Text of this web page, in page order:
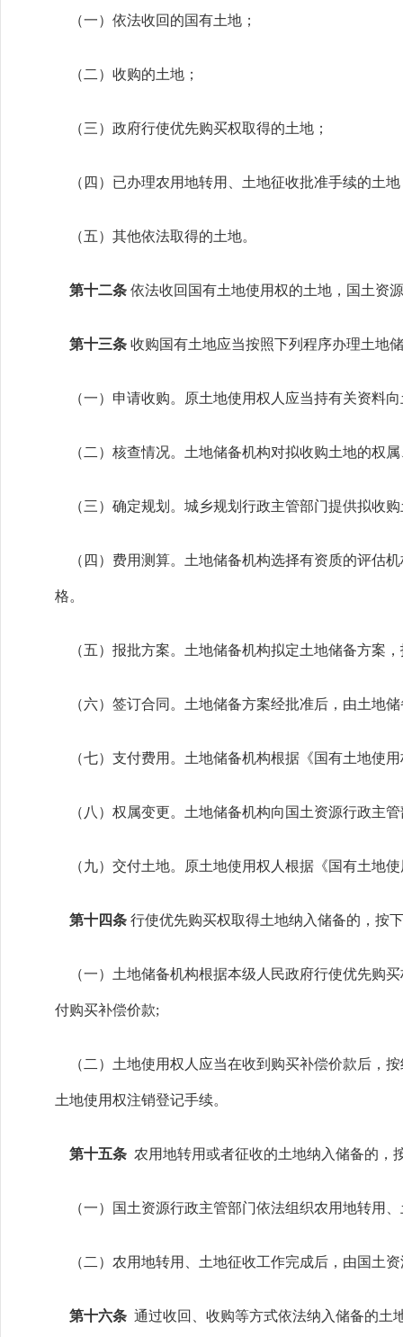
（一）依法收回的国有土地；
（二）收购的土地；
（三）政府行使优先购买权取得的土地；
（四）已办理农用地转用、土地征收批准手续的土地
（五）其他依法取得的土地。
第十二条 依法收回国有土地使用权的土地，国土资
第十三条 收购国有土地应当按照下列程序办理土地
（一）申请收购。原土地使用权人应当持有关资料
（二）核查情况。土地储备机构对拟收购土地的权
（三）确定规划。城乡规划行政主管部门提供拟收
（四）费用测算。土地储备机构选择有资质的评估
格。
（五）报批方案。土地储备机构拟定土地储备方案
（六）签订合同。土地储备方案经批准后，由土地
（七）支付费用。土地储备机构根据《国有土地使
（八）权属变更。土地储备机构向国土资源行政主
（九）交付土地。原土地使用权人根据《国有土地
第十四条 行使优先购买权取得土地纳入储备的，按
（一）土地储备机构根据本级人民政府行使优先购
付购买补偿价款;
（二）土地使用权人应当在收到购买补偿价款后，
土地使用权注销登记手续。
第十五条 农用地转用或者征收的土地纳入储备的，
（一）国土资源行政主管部门依法组织农用地转用
（二）农用地转用、土地征收工作完成后，由国土
第十六条 通过收回、收购等方式依法纳入储备的土